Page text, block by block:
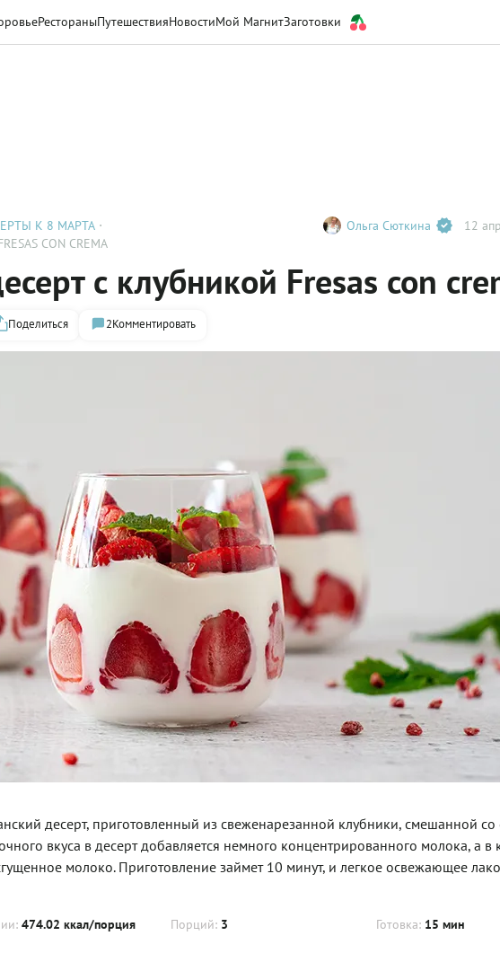
РестораныПутешествияНовостиМой МагнитЗаготовки
К 8 МАРТА
CON CREMA
Ольга Сюткина 12
с клубникой Fresas con
Поделиться 2Комментировать
десерт, приготовленный из свеженарезанной клубники, смешанной со
вкуса в десерт добавляется немного концентрированного молока, а в
молоко. Приготовление займет 10 минут, и легкое освежающее
474.02 ккал/порция Порций: 3 Готовка: 15 мин